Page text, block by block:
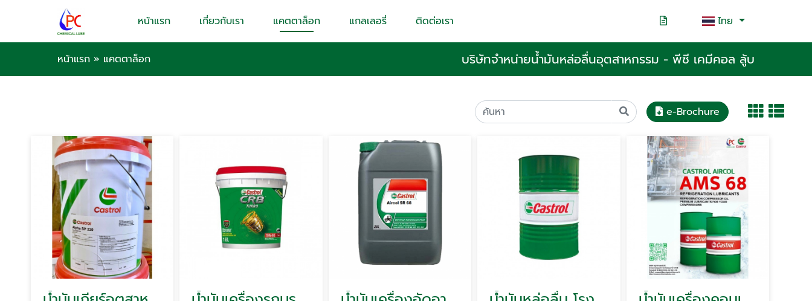
หน้าแรก เกี่ยวกับเรา แคตตาล็อก แกลเลอรี่ ติดต่อเรา ไทย
หน้าแรก » แคตตาล็อก บริษัทจำหน่ายน้ำมันหล่อลื่นอุตสาหกรรม - พีซี เคมีคอล ลู้บ
e-Brochure